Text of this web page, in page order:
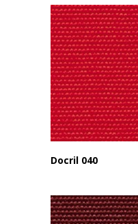
Docril 040